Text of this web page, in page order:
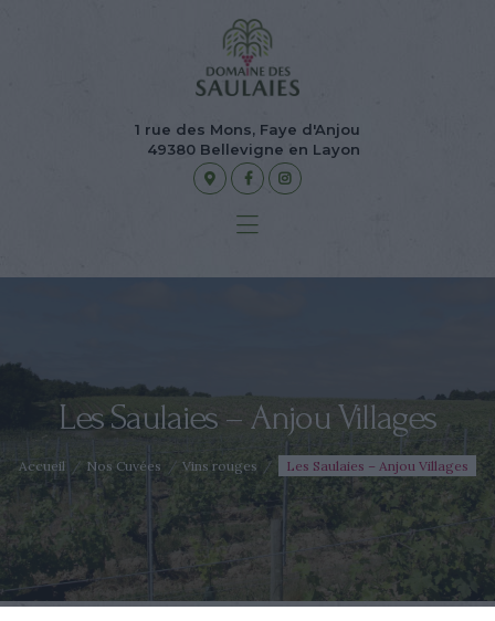
1 rue des Mons, Faye d'Anjou
49380 Bellevigne en Layon
Les Saulaies – Anjou Villages
Accueil Nos Cuvées Vins rouges Les Saulaies – Anjou Villages
La boutique en ligne